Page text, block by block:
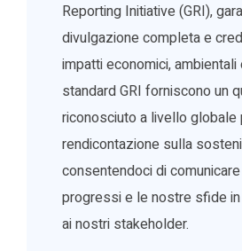
Reporting Initiative (GRI),
divulgazione completa e
impatti economici, ambientali
standard GRI forniscono un
riconosciuto a livello globale
rendicontazione sulla
consentendoci di
progressi e le nostre sfide
ai nostri stakeholder.